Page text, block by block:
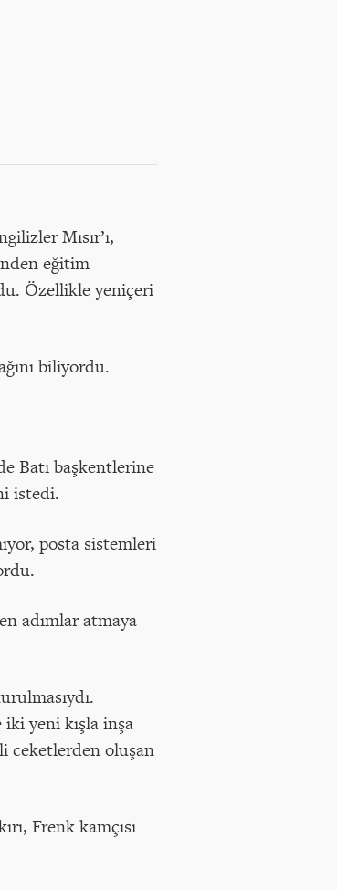
Mısır’ı,
eğitim
Özellikle yeniçeri
biliyordu.
Batı başkentlerine
istedi.
posta sistemleri
adımlar atmaya
yeni kışla inşa
ceketlerden oluşan
Frenk kamçısı